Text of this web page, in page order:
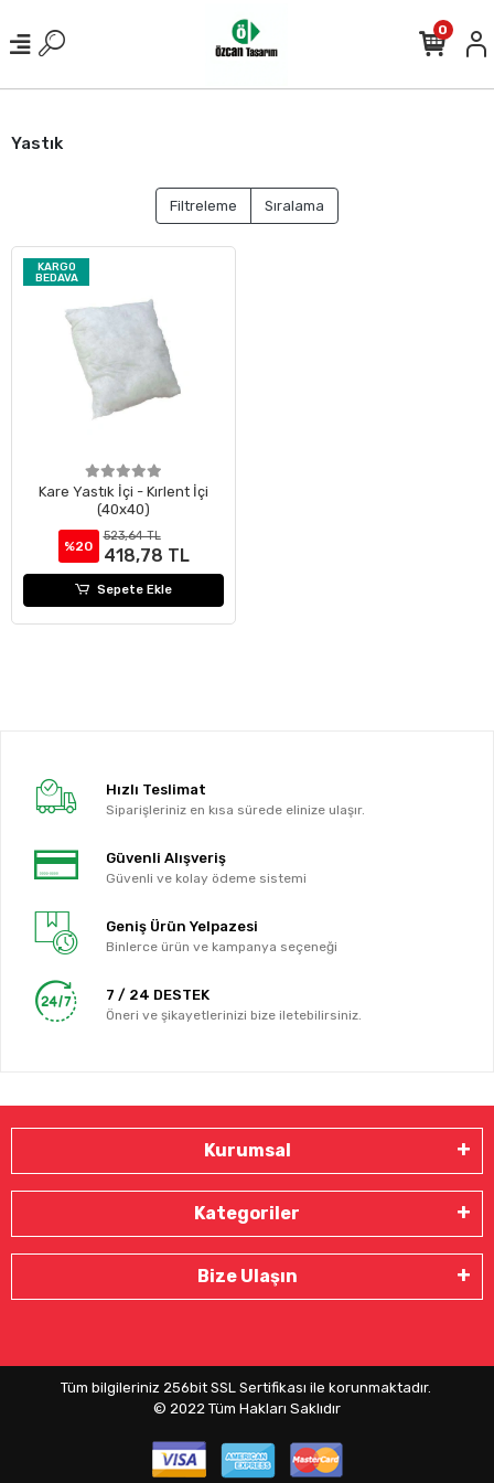
0
Yastık
Filtreleme Sıralama
KARGO
BEDAVA
Kare Yastık İçi - Kırlent İçi
(40x40)
%20
523,64 TL
418,78 TL
Sepete Ekle
Hızlı Teslimat
Siparişleriniz en kısa sürede elinize ulaşır.
Güvenli Alışveriş
Güvenli ve kolay ödeme sistemi
Geniş Ürün Yelpazesi
Binlerce ürün ve kampanya seçeneği
7 / 24 DESTEK
Öneri ve şikayetlerinizi bize iletebilirsiniz.
Kurumsal
Kategoriler
Bize Ulaşın
Tüm bilgileriniz 256bit SSL Sertifikası ile korunmaktadır.
© 2022 Tüm Hakları Saklıdır